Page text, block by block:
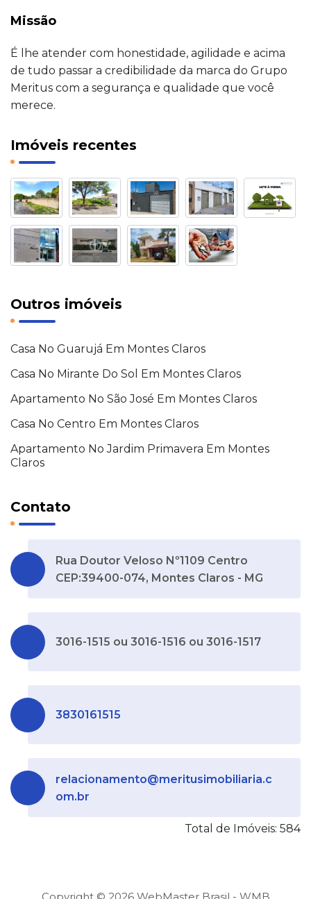
Missão
É lhe atender com honestidade, agilidade e acima
de tudo passar a credibilidade da marca do Grupo
Meritus com a segurança e qualidade que você
merece.
Imóveis recentes
Outros imóveis
Casa No Guarujá Em Montes Claros
Casa No Mirante Do Sol Em Montes Claros
Apartamento No São José Em Montes Claros
Casa No Centro Em Montes Claros
Apartamento No Jardim Primavera Em Montes
Claros
Contato
Rua Doutor Veloso Nº1109 Centro
CEP:39400-074, Montes Claros - MG
3016-1515 ou 3016-1516 ou 3016-1517
3830161515
relacionamento@meritusimobiliaria.c
om.br
Total de Imóveis: 584